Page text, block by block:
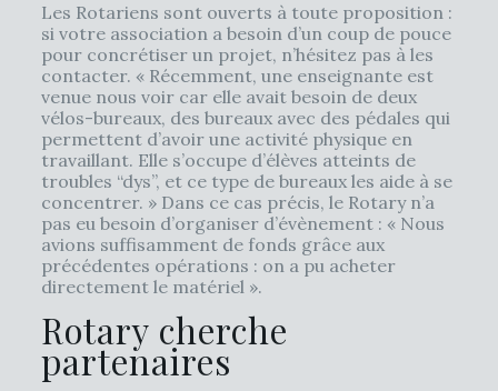
Les Rotariens sont ouverts à toute proposition :
si votre association a besoin d’un coup de pouce
pour concrétiser un projet, n’hésitez pas à les
contacter. « Récemment, une enseignante est
venue nous voir car elle avait besoin de deux
vélos-bureaux, des bureaux avec des pédales qui
permettent d’avoir une activité physique en
travaillant. Elle s’occupe d’élèves atteints de
troubles “dys”, et ce type de bureaux les aide à se
concentrer. » Dans ce cas précis, le Rotary n’a
pas eu besoin d’organiser d’évènement : « Nous
avions suffisamment de fonds grâce aux
précédentes opérations : on a pu acheter
directement le matériel ».
Rotary cherche
partenaires